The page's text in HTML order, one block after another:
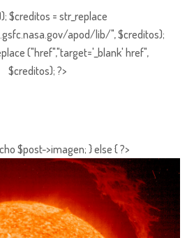
$creditos = str_replace
apod/lib/", $creditos);
("href","target='_blank' href",
$creditos); ?>
$post->imagen; } else { ?>